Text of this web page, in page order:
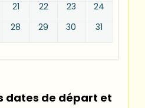
21 22 23
24
28 29 30 31
dates de départ et